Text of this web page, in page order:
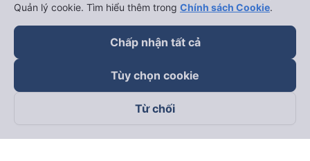
Theo dõi chúng tôi trên
Quản lý cookie. Tìm hiểu thêm trong Chính sách Cookie.
Chấp nhận tất cả
Tùy chọn cookie
Từ chối